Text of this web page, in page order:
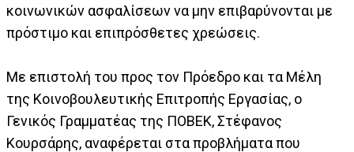
κοινωνικών ασφαλίσεων να μην επιβαρύνονται με
πρόστιμο και επιπρόσθετες χρεώσεις.
Με επιστολή του προς τον Πρόεδρο και τα Μέλη
της Κοινοβουλευτικής Επιτροπής Εργασίας, ο
Γενικός Γραμματέας της ΠΟΒΕΚ, Στέφανος
Κουρσάρης, αναφέρεται στα προβλήματα που